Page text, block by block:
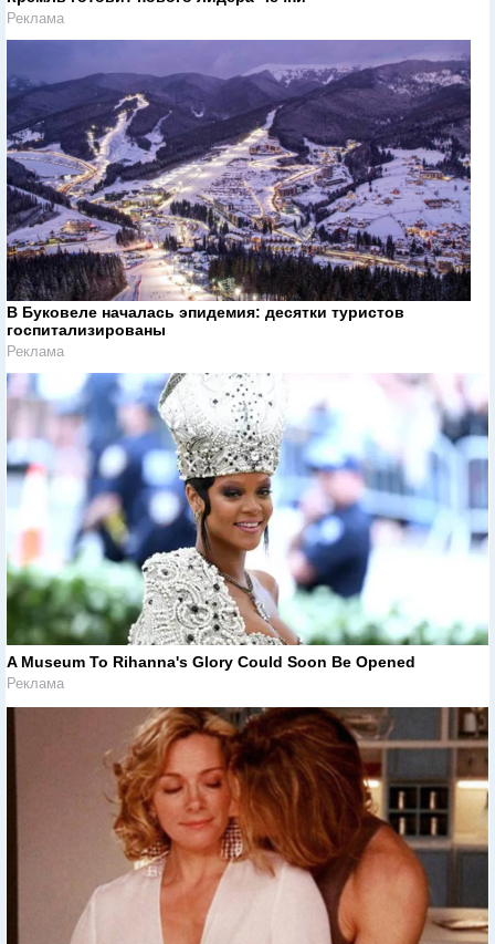
Реклама
В Буковеле началась эпидемия: десятки туристов
госпитализированы
Реклама
A Museum To Rihanna's Glory Could Soon Be Opened
Реклама